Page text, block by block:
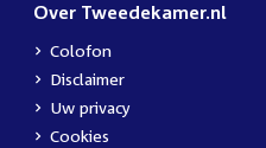
Over Tweedekamer.nl
Colofon
Disclaimer
Uw privacy
Cookies